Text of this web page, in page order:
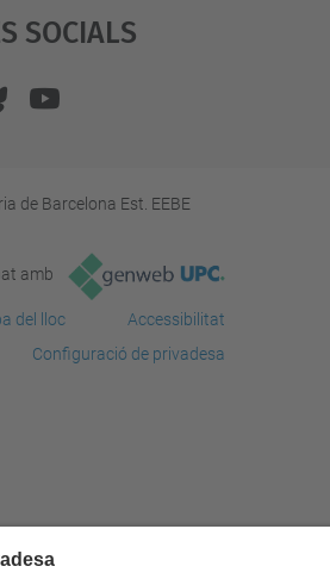
Socials
de Barcelona Est. EEBE
amb
del lloc
Accessibilitat
Configuració de privadesa